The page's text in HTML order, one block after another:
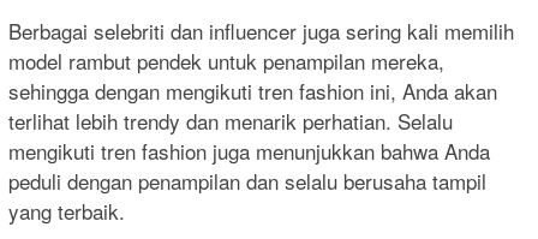
Berbagai selebriti dan influencer juga sering kali memilih
model rambut pendek untuk penampilan mereka,
sehingga dengan mengikuti tren fashion ini, Anda akan
terlihat lebih trendy dan menarik perhatian. Selalu
mengikuti tren fashion juga menunjukkan bahwa Anda
peduli dengan penampilan dan selalu berusaha tampil
yang terbaik.